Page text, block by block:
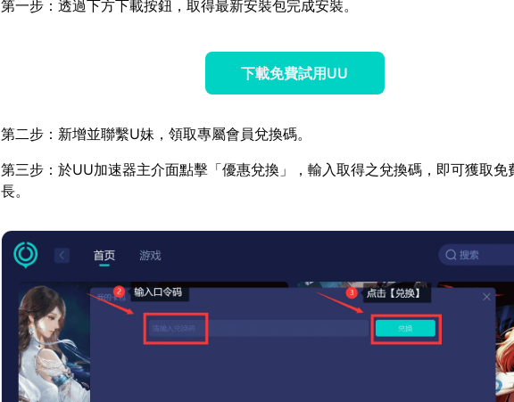
第一步：透過下方下載按鈕，取得最新安裝包完成安裝。
下載免費試用UU
第二步：新增並聯繫U妹，領取專屬會員兌換碼。
第三步：於UU加速器主介面點擊「優惠兌換」，輸入取得之兌換碼，即可獲取免
長。